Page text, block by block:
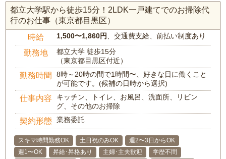
都立大学駅から徒歩15分！2LDK一戸建てでのお掃除代
行のお仕事（東京都目黒区）
時給 1,500〜1,860円、交通費支給、前払い制度あり
勤務地
都立大学 徒歩15分
（東京都目黒区付近）
勤務時間
8時～20時の間で1時間〜、好きな日に働くこと
が可能です。(候補の日時から選択)
仕事内容
キッチン、トイレ、お風呂、洗面所、リビン
グ、その他のお掃除
契約形態 業務委託
スキマ時間勤務OK 土日祝のみOK
週2〜3日からOK
週1〜OK
昇給･昇格あり 主婦･主夫歓迎
学歴不問